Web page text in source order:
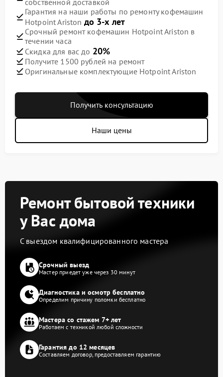
собственной доставкой
Гарантия на наши работы по ремонту кофемашин
Hotpoint Ariston до 3-х лет
Срочный ремонт кофемашин Hotpoint Ariston в
течении часа
Скидка для вас до 20%
Получите 1500 рублей на ремонт
Оригинальные комплектующие Hotpoint Ariston
Получить консультацию
Наши цены
Ремонт бытовой техники
у Вас дома
С выездом квалифицированного мастера
Срочный выезд
Мастер приедет уже через 30 минут
Диагностика и осмотр бесплатно
Определим причину поломки бесплатно
Мастера со стажем 7+ лет
Работаем с техникой любой сложности
Гарантия до 12 месяцев
Составляем договор, предоставляем гарантию